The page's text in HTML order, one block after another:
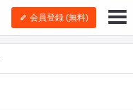
会員登録 (無料)